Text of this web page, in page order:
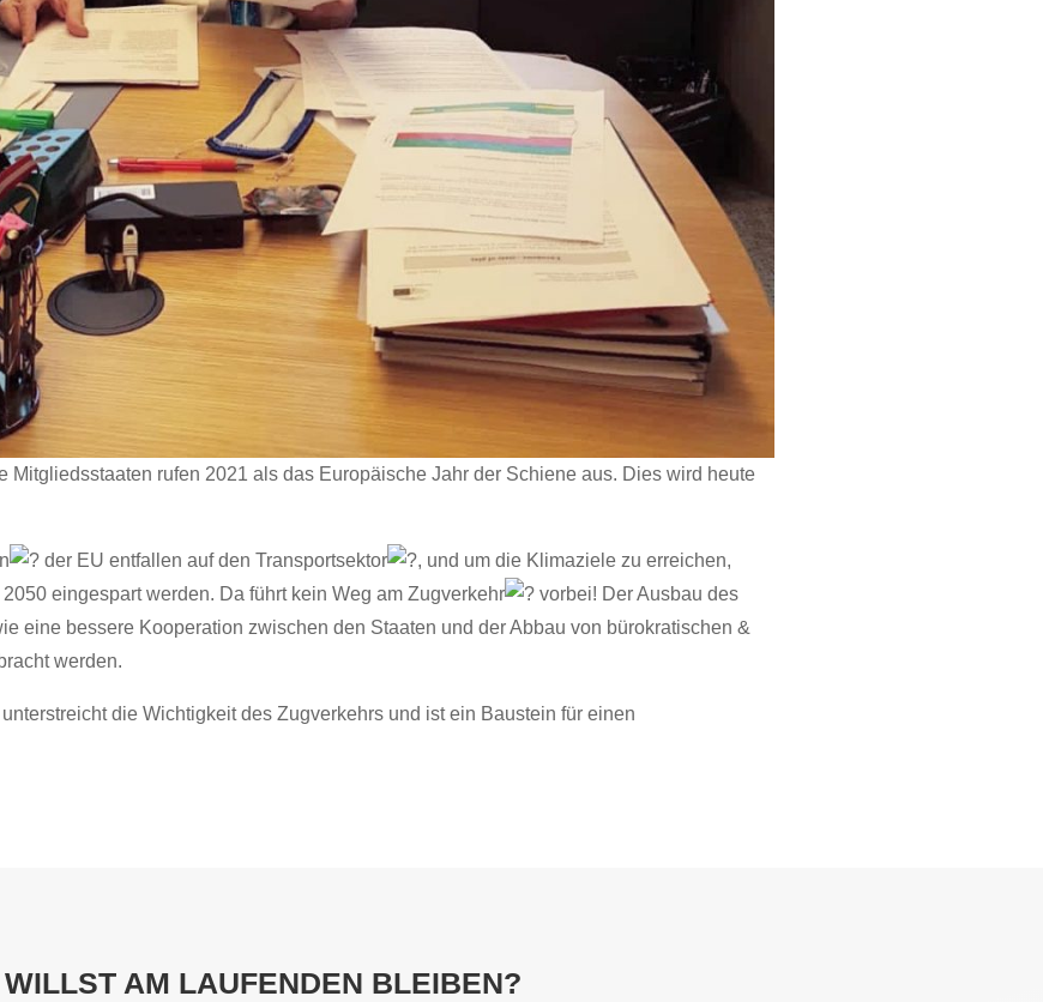
Mitgliedsstaaten rufen 2021 als das Europäische Jahr der Schiene aus. Dies wird heute
der EU entfallen auf den Transportsektor
, und um die Klimaziele zu erreichen,
eingespart werden. Da führt kein Weg am Zugverkehr
vorbei! Der Ausbau des
eine bessere Kooperation zwischen den Staaten und der Abbau von bürokratischen &
werden.
die Wichtigkeit des Zugverkehrs und ist ein Baustein für einen
WILLST AM LAUFENDEN BLEIBEN?